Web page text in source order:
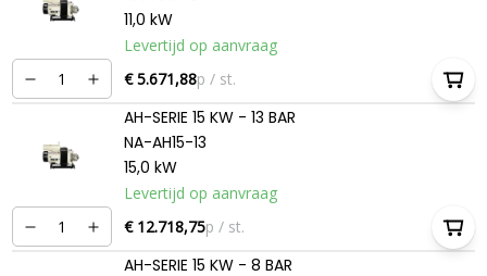
11,0 kW
Levertijd op aanvraag
€ 5.671,88p / st.
AH-SERIE 15 KW - 13 BAR
NA-AH15-13
15,0 kW
Levertijd op aanvraag
€ 12.718,75p / st.
AH-SERIE 15 KW - 8 BAR